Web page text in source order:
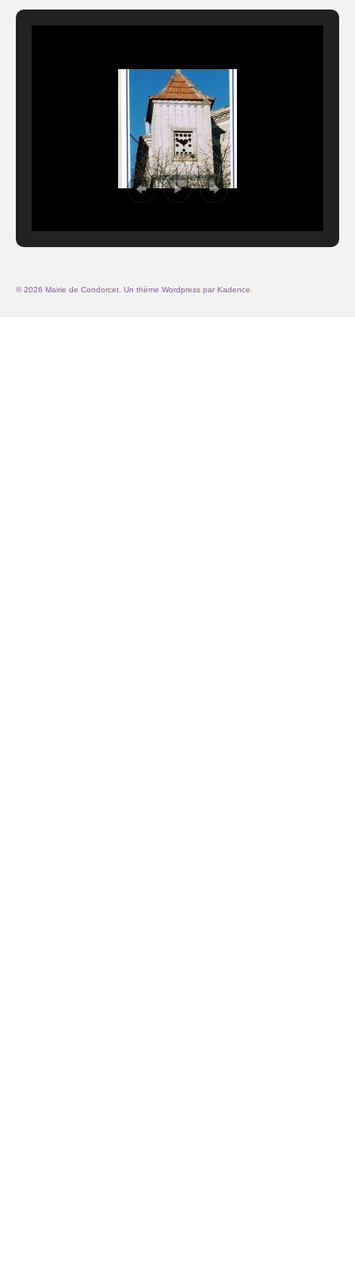
© 2026 Mairie de Condorcet. Un thème Wordpress par Kadence.